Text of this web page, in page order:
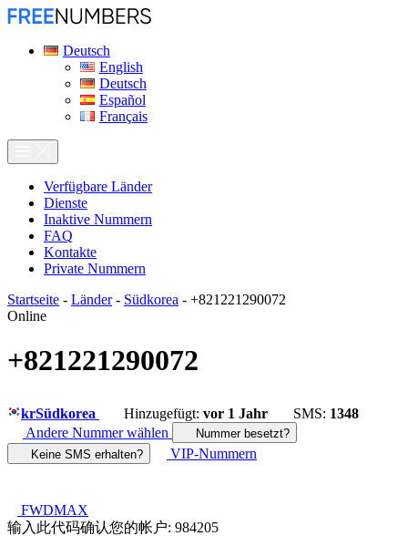
Deutsch
English
Deutsch
Español
Français
Verfügbare Länder
Dienste
Inaktive Nummern
FAQ
Kontakte
Private Nummern
Startseite - Länder- Südkorea - +821221290072
Online
+821221290072
krSüdkorea Hinzugefügt: vor 1 Jahr SMS: 1348
Andere Nummer wählen
Nummer besetzt?
Keine SMS erhalten?
VIP-Nummern
FWDMAX
输入此代码确认您的帐户: 984205